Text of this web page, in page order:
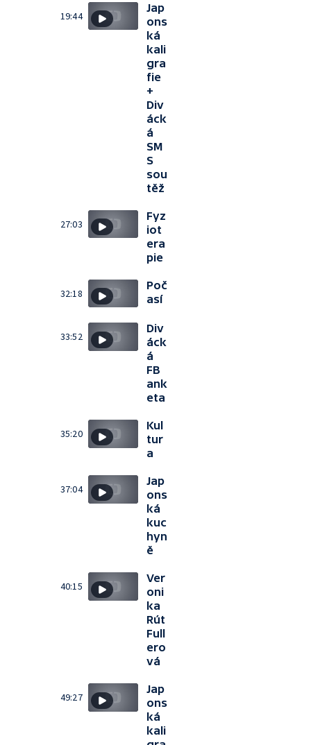
19:44
Jap
ons
ká
kali
gra
fie
+
Div
áck
á
SM
S
sou
těž
27:03
Fyz
iot
era
pie
32:18
Poč
así
33:52
Div
áck
á
FB
ank
eta
35:20
Kul
tur
a
37:04
Jap
ons
ká
kuc
hyn
ě
40:15
Ver
oni
ka
Rút
Full
ero
vá
49:27
Jap
ons
ká
kali